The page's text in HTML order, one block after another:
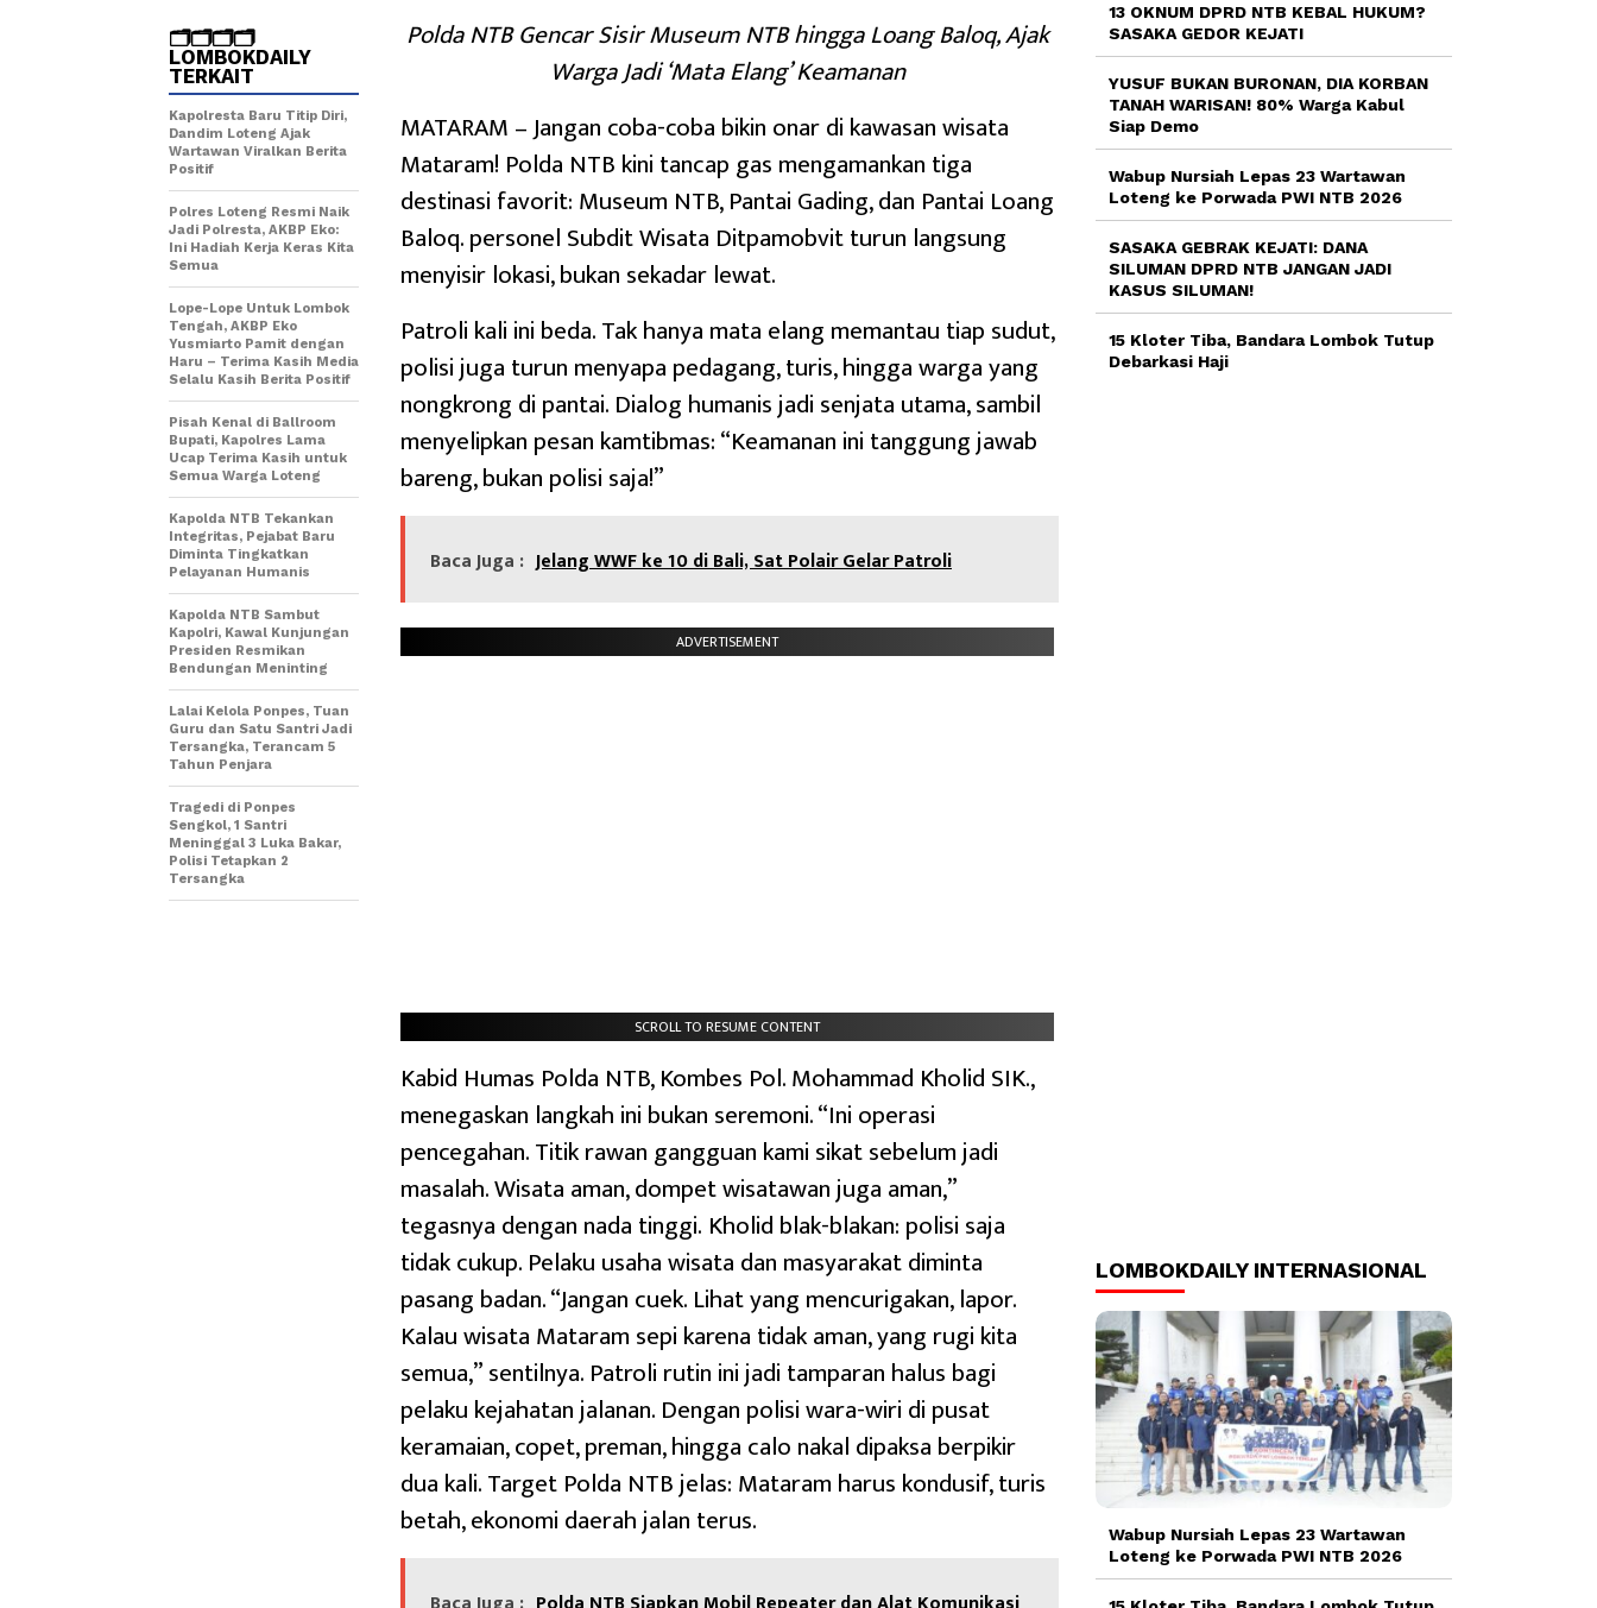
Polda NTB Gencar Sisir Museum NTB hingga Loang Baloq, Ajak
Warga Jadi ‘Mata Elang’ Keamanan
MATARAM – Jangan coba-coba bikin onar di kawasan wisata
Mataram! Polda NTB kini tancap gas mengamankan tiga
destinasi favorit: Museum NTB, Pantai Gading, dan Pantai Loang
Baloq. personel Subdit Wisata Ditpamobvit turun langsung
menyisir lokasi, bukan sekadar lewat.
Patroli kali ini beda. Tak hanya mata elang memantau tiap sudut,
polisi juga turun menyapa pedagang, turis, hingga warga yang
nongkrong di pantai. Dialog humanis jadi senjata utama, sambil
menyelipkan pesan kamtibmas: “Keamanan ini tanggung jawab
bareng, bukan polisi saja!”
Baca Juga : Jelang WWF ke 10 di Bali, Sat Polair Gelar Patroli
ADVERTISEMENT
SCROLL TO RESUME CONTENT
Kabid Humas Polda NTB, Kombes Pol. Mohammad Kholid SIK.,
menegaskan langkah ini bukan seremoni. “Ini operasi
pencegahan. Titik rawan gangguan kami sikat sebelum jadi
masalah. Wisata aman, dompet wisatawan juga aman,”
tegasnya dengan nada tinggi. Kholid blak-blakan: polisi saja
tidak cukup. Pelaku usaha wisata dan masyarakat diminta
pasang badan. “Jangan cuek. Lihat yang mencurigakan, lapor.
Kalau wisata Mataram sepi karena tidak aman, yang rugi kita
semua,” sentilnya. Patroli rutin ini jadi tamparan halus bagi
pelaku kejahatan jalanan. Dengan polisi wara-wiri di pusat
keramaian, copet, preman, hingga calo nakal dipaksa berpikir
dua kali. Target Polda NTB jelas: Mataram harus kondusif, turis
betah, ekonomi daerah jalan terus.
🗂️🗂️🗂️🗂️
LOMBOKDAILY
TERKAIT
Kapolresta Baru Titip Diri,
Dandim Loteng Ajak
Wartawan Viralkan Berita
Positif
Polres Loteng Resmi Naik
Jadi Polresta, AKBP Eko:
Ini Hadiah Kerja Keras Kita
Semua
Lope-Lope Untuk Lombok
Tengah, AKBP Eko
Yusmiarto Pamit dengan
Haru – Terima Kasih Media
Selalu Kasih Berita Positif
Pisah Kenal di Ballroom
Bupati, Kapolres Lama
Ucap Terima Kasih untuk
Semua Warga Loteng
Kapolda NTB Tekankan
Integritas, Pejabat Baru
Diminta Tingkatkan
Pelayanan Humanis
Kapolda NTB Sambut
Kapolri, Kawal Kunjungan
Presiden Resmikan
Bendungan Meninting
Lalai Kelola Ponpes, Tuan
Guru dan Satu Santri Jadi
Tersangka, Terancam 5
Tahun Penjara
Tragedi di Ponpes
Sengkol, 1 Santri
Meninggal 3 Luka Bakar,
Polisi Tetapkan 2
Tersangka
13 OKNUM DPRD NTB KEBAL HUKUM?
SASAKA GEDOR KEJATI
YUSUF BUKAN BURONAN, DIA KORBAN
TANAH WARISAN! 80% Warga Kabul
Siap Demo
Wabup Nursiah Lepas 23 Wartawan
Loteng ke Porwada PWI NTB 2026
SASAKA GEBRAK KEJATI: DANA
SILUMAN DPRD NTB JANGAN JADI
KASUS SILUMAN!
15 Kloter Tiba, Bandara Lombok Tutup
Debarkasi Haji
LOMBOKDAILY INTERNASIONAL
Wabup Nursiah Lepas 23 Wartawan
Loteng ke Porwada PWI NTB 2026